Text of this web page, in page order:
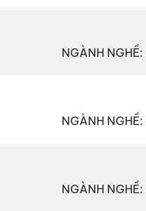
NGÀNH NGHỀ:
NGÀNH NGHỀ:
NGÀNH NGHỀ: